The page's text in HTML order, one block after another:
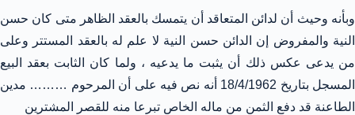
وبأنه وحيث أن لدائن المتعاقد أن يتمسك بالعقد الظاهر متى كان حسن
النية والمفروض إن الدائن حسن النية لا علم له بالعقد المستتر وعلى
من يدعى عكس ذلك أن يثبت ما يدعيه ، ولما كان الثابت بعقد البيع
المسجل بتاريخ 18/4/1962 أنه نص فيه على أن المرحوم ……… مدين
الطاعنة قد دفع الثمن من ماله الخاص تبرعا منه للقصر المشترين